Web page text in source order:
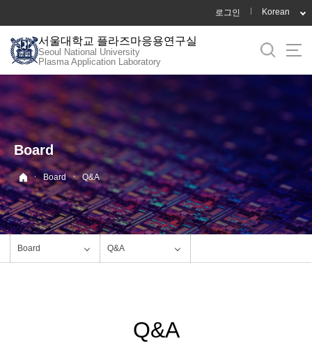
로
메
뉴
로그인 Korean
서울대학교 플라즈마응용연구실
Seoul National University
Plasma Application Laboratory
Board
· Board · Q&A
Board Q&A
Q&A